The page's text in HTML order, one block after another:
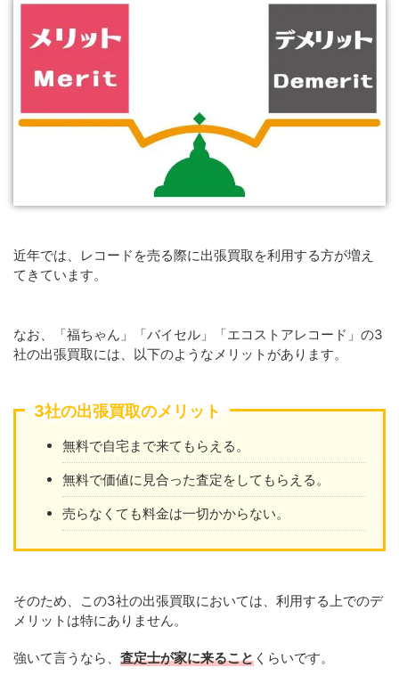
近年では、レコードを売る際に出張買取を利用する方が増え
てきています。
なお、「福ちゃん」「バイセル」「エコストアレコード」の3
社の出張買取には、以下のようなメリットがあります。
3社の出張買取のメリット
無料で自宅まで来てもらえる。
無料で価値に見合った査定をしてもらえる。
売らなくても料金は一切かからない。
そのため、この3社の出張買取においては、利用する上でのデ
メリットは特にありません。
強いて言うなら、 査定士が家に来ること くらいです。